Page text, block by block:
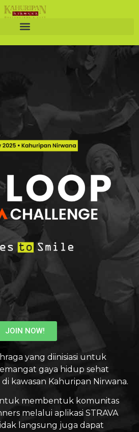
JOIN NOW!
yang diinisiasi untuk
gaya hidup sehat
kawasan Kahuripan Nirwana.
membentuk komunitas
melalui aplikasi STRAVA
langsung juga dapat